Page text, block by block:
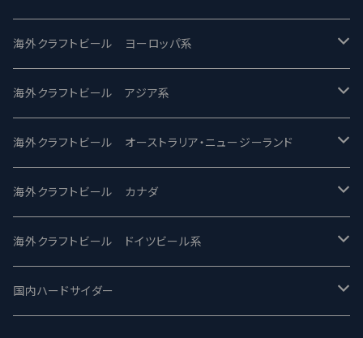
バテレ -VERTERE
2nd Story Ale Works -セカンドストーリー
ビアへるん - Beer Hearn
忽布古丹醸造 - HOP KOTAN
ワイマーケットブルーイング Y.Market Brewing
志賀高原ビール - SIGAKOGEN
Modern Times モダンタイムズ
Maui マウイ
Toppling Goliath トップリンゴライアス
Fair State フェアステイト
Lagunitas ラグニタス
FirestoneWalker ファイアストーン
海外クラフトビール ヨーロッパ系
UnBarred -アンバード
SAIREN /サイレン
ワイルドチャイルド - Wilde Child
BrewDog Brewery - ブリュードッグ
The Flying Inn / ザ フライイング イン
海外クラフトビール アジア系
gweilo-鬼佬 グウァイロ
Heart Of Darkness - ハートオブダークネス
Carbon brews -カーボン
TAIHU - タイフー
海外クラフトビール オーストラリア・ニュージーランド
ROCKY RIDGE - ロッキーリッジ
BODRIGGY BREWING ボッドリッジー
CO-CONSPIRATORS コ・コンスピレーターズ
海外クラフトビール カナダ
Jackie O's ジャッキーオーズ
Westbrook ウェストブルック
海外クラフトビール ドイツビール系
Karmeliten カーメリテン
国内ハードサイダー